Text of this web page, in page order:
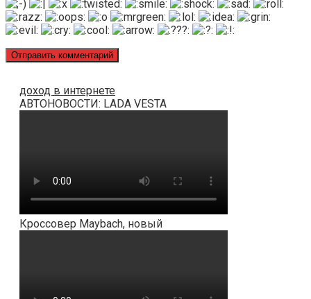
доход в интернете
АВТОНОВОСТИ: LADA VESTA
Кроссовер Maybach, новый